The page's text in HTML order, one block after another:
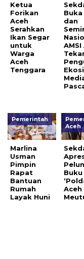
Ketua
Forikan
Aceh
Serahkan
Ikan Segar
untuk
Warga
Aceh
Tenggara
Buka
dan
AMSI
Pemerintah
Marlina
Usman
Pimpin
Rapat
Bantuan
Rumah
Layak Huni
Aceh
Buku
Aceh